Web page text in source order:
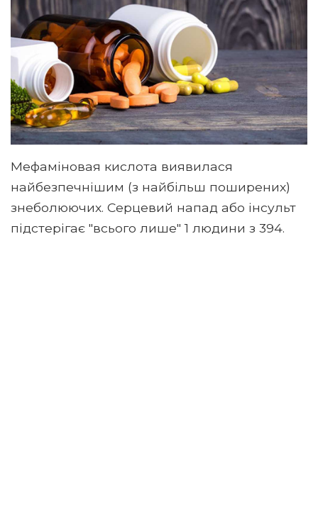
Мефаміновая кислота виявилася
найбезпечнішим (з найбільш поширених)
знеболюючих. Серцевий напад або інсульт
підстерігає "всього лише" 1 людини з 394.